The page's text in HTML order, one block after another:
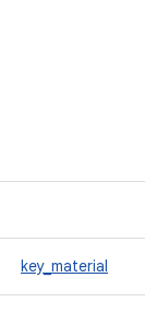
key_material